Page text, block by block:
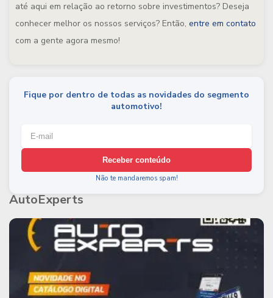
até aqui em relação ao retorno sobre investimentos? Deseja
conhecer melhor os nossos serviços? Então, entre em contato
com a gente agora mesmo!
Fique por dentro de todas as novidades do segmento
automotivo!
Receber conteúdo
Não te mandaremos spam!
AutoExperts